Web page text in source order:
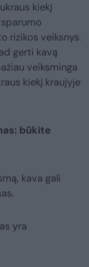
kiekį
rizikos veiksnys.
gerti kavą
veiksminga
kiekį kraujyje
būkite
kava gali
yra